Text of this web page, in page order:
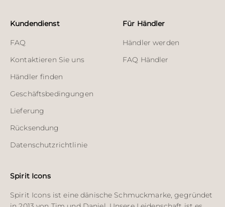
Kundendienst
FAQ
Kontaktieren Sie uns
Händler finden
Geschäftsbedingungen
Lieferung
Rücksendung
Datenschutzrichtlinie
Für Händler
Händler werden
FAQ Händler
Spirit Icons
Spirit Icons ist eine dänische Schmuckmarke, gegründet